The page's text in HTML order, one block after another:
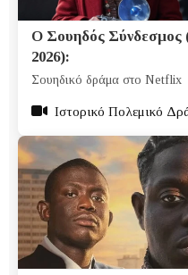
Ο Σουηδός Σύνδεσμος
2026):
Σουηδικό δράμα στο Netflix
Ιστορικό Πολεμικό